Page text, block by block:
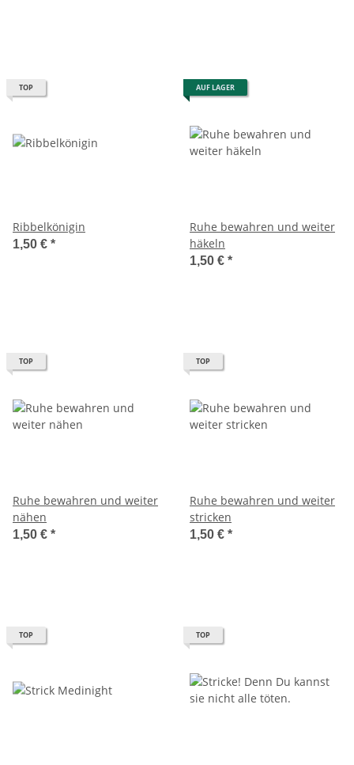
TOP
Ribbelkönigin
1,50 € *
AUF LAGER
Ruhe bewahren und weiter
häkeln
1,50 € *
TOP
Ruhe bewahren und weiter
nähen
1,50 € *
TOP
Ruhe bewahren und weiter
stricken
1,50 € *
TOP TOP